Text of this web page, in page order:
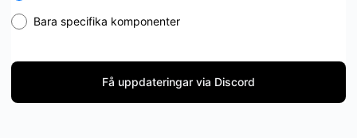
Bara specifika komponenter
Få uppdateringar via Discord